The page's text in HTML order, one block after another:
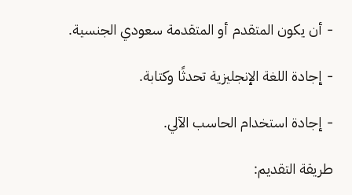
- أن يكون المتقدم أو المتقدمة سعودي الجنسية.
- إجادة اللغة الإنجليزية تحدثًا وكتابة.
- إجادة استخدام الحاسب الآلي.
طريقة التقديم: